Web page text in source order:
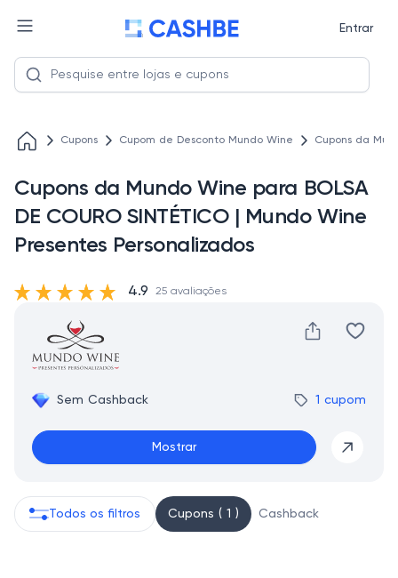
Entrar
Cupons Cupom de Desconto Mundo Wine Cupons da
Cupons da Mundo Wine para BOLSA
DE COURO SINTÉTICO | Mundo Wine
Presentes Personalizados
Sem Cashback 1 cupom
Mostrar
4.9 25 avaliações
Todos os filtros Cupons ( 1 ) Cashback